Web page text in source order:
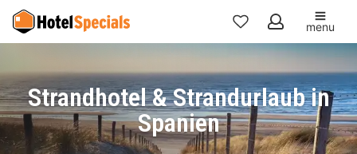
Meine
menu
Strandhotel & Strandurlaub in
Spanien